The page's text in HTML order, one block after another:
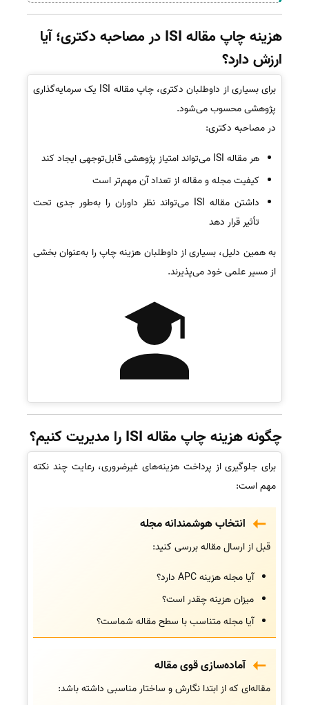
هزینه چاپ مقاله ISI در مصاحبه دکتری؛ آیا
ارزش دارد؟
برای بسیاری از داوطلبان دکتری، چاپ مقاله ISI یک سرمایه‌گذاری
پژوهشی محسوب می‌شود.
در مصاحبه دکتری:
هر مقاله ISI می‌تواند امتیاز پژوهشی قابل‌توجهی ایجاد کند
کیفیت مجله و مقاله از تعداد آن مهم‌تر است
داشتن مقاله ISI می‌تواند نظر داوران را به‌طور جدی تحت
تأثیر قرار دهد
به همین دلیل، بسیاری از داوطلبان هزینه چاپ را به‌عنوان بخشی
از مسیر علمی خود می‌پذیرند.
چگونه هزینه چاپ مقاله ISI را مدیریت کنیم؟
برای جلوگیری از پرداخت هزینه‌های غیرضروری، رعایت چند نکته
مهم است:
انتخاب هوشمندانه مجله
قبل از ارسال مقاله بررسی کنید:
آیا مجله هزینه APC دارد؟
میزان هزینه چقدر است؟
آیا مجله متناسب با سطح مقاله شماست؟
آماده‌سازی قوی مقاله
مقاله‌ای که از ابتدا نگارش و ساختار مناسبی داشته باشد: